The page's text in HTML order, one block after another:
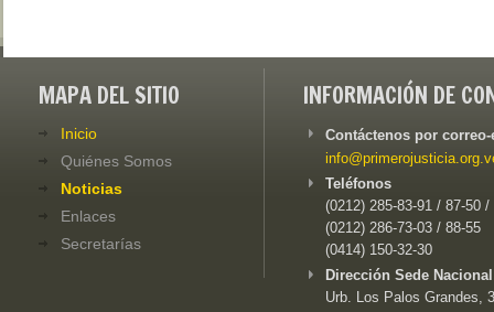
MAPA DEL SITIO
Inicio
Quiénes Somos
Noticias
Enlaces
Secretarías
INFORMACIÓN DE
Contáctenos por
Teléfonos
(0212) 285-83-91 / 87-50 /
(0212) 286-73-03 / 88-55
(0414) 150-32-30
Dirección Sede
Urb. Los Palos Grandes,